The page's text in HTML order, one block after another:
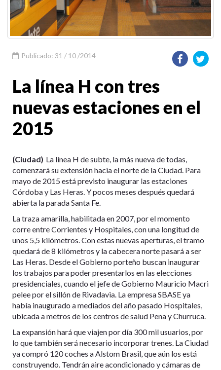
Publicado: 31 / 10 /2014
La línea H con tres
nuevas estaciones en el
2015
(Ciudad) La línea H de subte, la más nueva de todas,
comenzará su extensión hacia el norte de la Ciudad. Para
mayo de 2015 está previsto inaugurar las estaciones
Córdoba y Las Heras. Y pocos meses después quedará
abierta la parada Santa Fe.
La traza amarilla, habilitada en 2007, por el momento
corre entre Corrientes y Hospitales, con una longitud de
unos 5,5 kilómetros. Con estas nuevas aperturas, el tramo
quedará de 8 kilómetros y la cabecera norte pasará a ser
Las Heras. Desde el Gobierno porteño buscan inaugurar
los trabajos para poder presentarlos en las elecciones
presidenciales, cuando el jefe de Gobierno Mauricio Macri
pelee por el sillón de Rivadavia. La empresa SBASE ya
había inaugurado a mediados del año pasado Hospitales,
ubicada a metros de los centros de salud Pena y Churruca.
La expansión hará que viajen por día 300 mil usuarios, por
lo que también será necesario incorporar trenes. La Ciudad
ya compró 120 coches a Alstom Brasil, que aún los está
construyendo. Tendrán aire acondicionado y cámaras de